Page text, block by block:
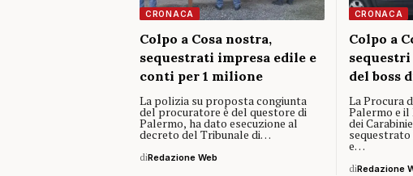
CRONACA
Colpo a Cosa nostra,
sequestrati impresa edile e
conti per 1 milione
La polizia su proposta congiunta
del procuratore è del questore di
Palermo, ha dato esecuzione al
decreto del Tribunale di…
diRedazione Web
CRONACA
Colpo a
del boss
La Procura
Palermo e
dei
e…
diRedazione